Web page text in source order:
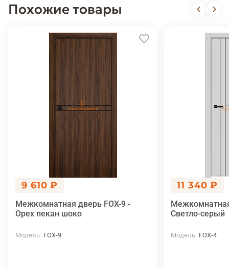
Похожие товары
9 610 ₽
Межкомнатная дверь FOX-9 -
Орех пекан шоко
Модель FOX-9
11 340 ₽
Светло-серый
Модель FOX-4